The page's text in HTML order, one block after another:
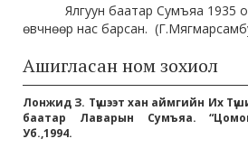
Ялгуун баатар Сумъяа 1935
өвчнөөр нас барсан.
Ашигласан ном зохиол
Лонжид З. Түшээт хан аймгийн Их
баатар Лаварын Сумъяа.
Уб.,1994.